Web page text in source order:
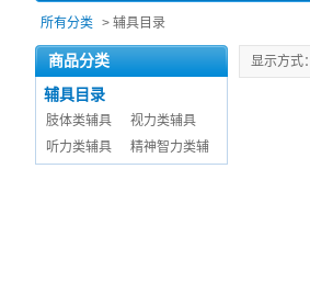
所有分类 > 辅具目录
商品分类
辅具目录
肢体类辅具
视力类辅具
听力类辅具
精神智力类辅
显示方式：